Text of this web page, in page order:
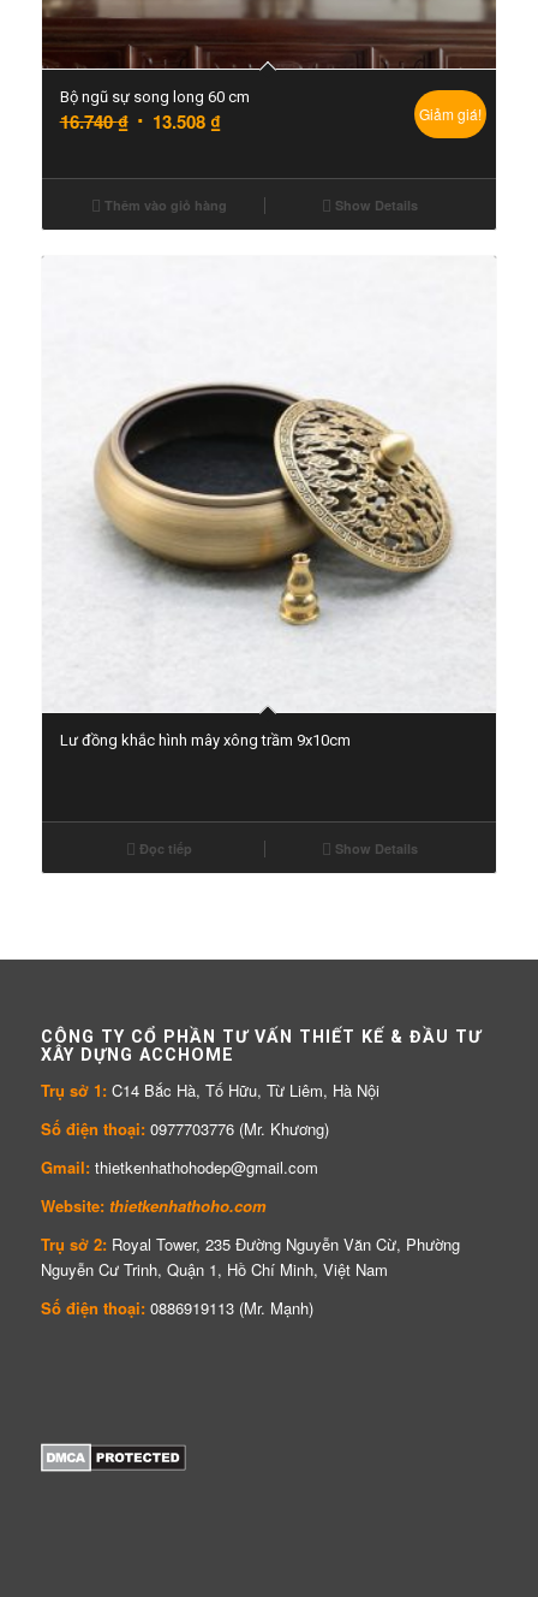
Bộ ngũ sự song long 60 cm
16.740₫ 13.508 ₫ Giảm giá!
Thêm vào giỏ hàng Show Details
Lư đồng khắc hình mây xông trầm 9x10cm
Đọc tiếp Show Details
CÔNG TY CỔ PHẦN TƯ VẤN THIẾT KẾ & ĐẦU TƯ
XÂY DỰNG ACCHOME
Trụ sở 1:C14 Bắc Hà, Tố Hữu, Từ Liêm, Hà Nội
Số điện thoại:0977703776 (Mr. Khương)
Gmail:thietkenhathohodep@gmail.com
Website:thietkenhathoho.com
Trụ sở 2:Royal Tower, 235 Đường Nguyễn Văn Cừ, Phường
Nguyễn Cư Trinh, Quận 1, Hồ Chí Minh, Việt Nam
Số điện thoại:0886919113 (Mr. Mạnh)